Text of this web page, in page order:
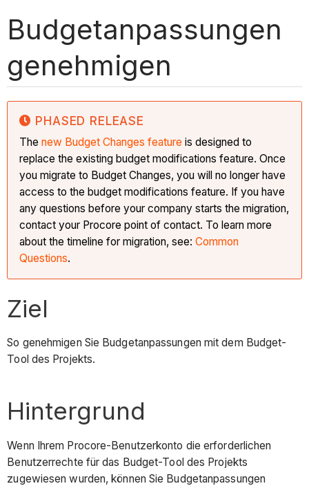
Budgetanpassungen
genehmigen
PHASED RELEASE
Thenew Budget Changes feature is designed to
replace the existing budget modifications feature. Once
you migrate to Budget Changes, you will no longer have
access to the budget modifications feature. If you have
any questions before your company starts the migration,
contact your Procore point of contact. To learn more
about the timeline for migration, see:Common
Questions.
Ziel
So genehmigen Sie Budgetanpassungen mit dem Budget-
Tool des Projekts.
Hintergrund
Wenn Ihrem Procore-Benutzerkonto die erforderlichen
Benutzerrechte für das Budget-Tool des Projekts
zugewiesen wurden, können Sie Budgetanpassungen